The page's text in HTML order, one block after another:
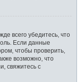
всего убедитесь, что
Если данные
чтобы проверить,
возможно, что
свяжитесь с